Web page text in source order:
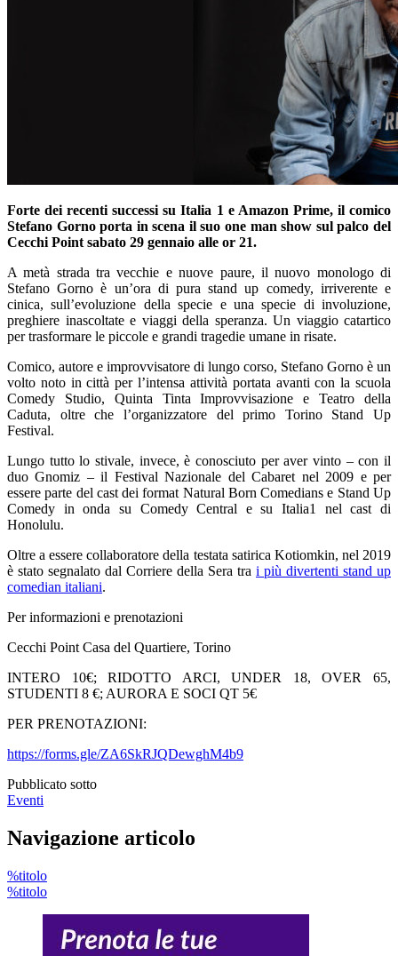
Forte dei recenti successi su Italia 1 e Amazon Prime, il comico
Stefano Gorno porta in scena il suo one man show sul palco del
Cecchi Point sabato 29 gennaio alle or 21.
A metà strada tra vecchie e nuove paure, il nuovo monologo di
Stefano Gorno è un’ora di pura stand up comedy, irriverente e
cinica, sull’evoluzione della specie e una specie di involuzione,
preghiere inascoltate e viaggi della speranza. Un viaggio catartico
per trasformare le piccole e grandi tragedie umane in risate.
Comico, autore e improvvisatore di lungo corso, Stefano Gorno è un
volto noto in città per l’intensa attività portata avanti con la scuola
Comedy Studio, Quinta Tinta Improvvisazione e Teatro della
Caduta, oltre che l’organizzatore del primo Torino Stand Up
Festival.
Lungo tutto lo stivale, invece, è conosciuto per aver vinto – con il
duo Gnomiz – il Festival Nazionale del Cabaret nel 2009 e per
essere parte del cast dei format Natural Born Comedians e Stand Up
Comedy in onda su Comedy Central e su Italia1 nel cast di
Honolulu.
Oltre a essere collaboratore della testata satirica Kotiomkin, nel 2019
è stato segnalato dal Corriere della Sera tra i più divertenti stand up
comedian italiani.
Per informazioni e prenotazioni
Cecchi Point Casa del Quartiere, Torino
INTERO 10€; RIDOTTO ARCI, UNDER 18, OVER 65,
STUDENTI 8 €; AURORA E SOCI QT 5€
PER PRENOTAZIONI:
https://forms.gle/ZA6SkRJQDewghM4b9
Pubblicato sotto
Eventi
Navigazione articolo
%titolo
%titolo